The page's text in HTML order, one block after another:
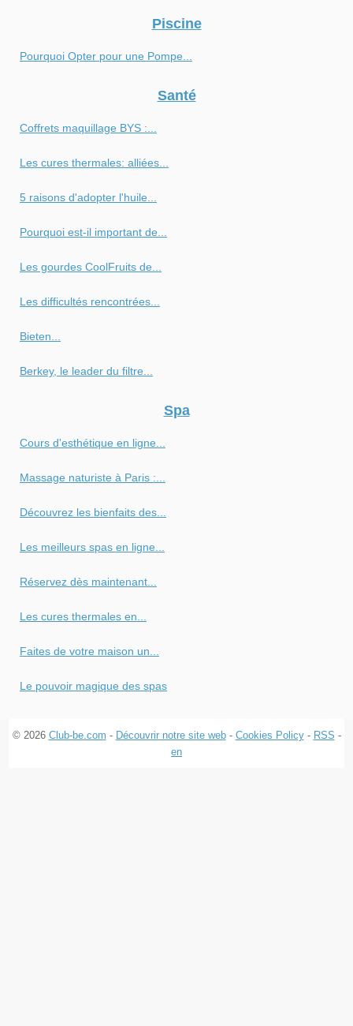
Piscine
Pourquoi Opter pour une Pompe...
Santé
Coffrets maquillage BYS :...
Les cures thermales: alliées...
5 raisons d'adopter l'huile...
Pourquoi est-il important de...
Les gourdes CoolFruits de...
Les difficultés rencontrées...
Bieten...
Berkey, le leader du filtre...
Spa
Cours d'esthétique en ligne...
Massage naturiste à Paris :...
Découvrez les bienfaits des...
Les meilleurs spas en ligne...
Réservez dès maintenant...
Les cures thermales en...
Faites de votre maison un...
Le pouvoir magique des spas
© 2026 Club-be.com - Découvrir notre site web- Cookies Policy- RSS -
en